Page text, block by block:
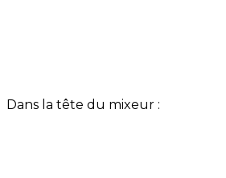
Dans la tête du mixeur :